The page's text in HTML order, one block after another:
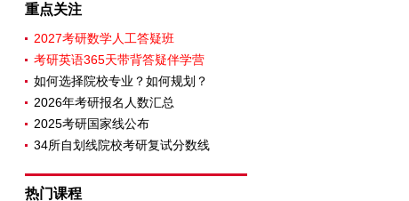
重点关注
2027考研数学人工答疑班
考研英语365天带背答疑伴学营
如何选择院校专业？如何规划？
2026年考研报名人数汇总
2025考研国家线公布
34所自划线院校考研复试分数线
热门课程